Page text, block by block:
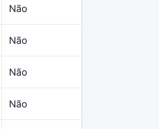
Não
Não
Não
Não